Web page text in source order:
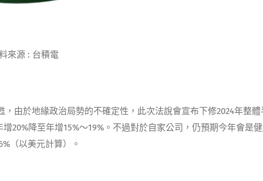
來源 : 台積電
由於地緣政治局勢的不確定性，此次法說會宣布下修2024年整體
20%降至年增15%～19%。不過對於自家公司，仍預期今年會是
（以美元計算）。